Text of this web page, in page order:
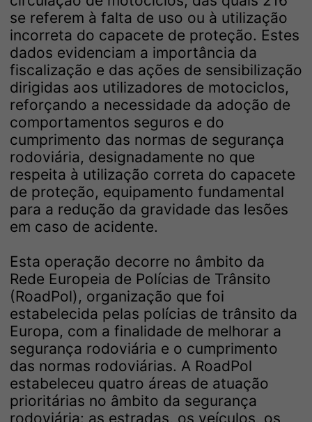
se referem à falta de uso ou à utilização
incorreta do capacete de proteção. Estes
dados evidenciam a importância da
fiscalização e das ações de sensibilização
dirigidas aos utilizadores de motociclos,
reforçando a necessidade da adoção de
comportamentos seguros e do
cumprimento das normas de segurança
rodoviária, designadamente no que
respeita à utilização correta do capacete
de proteção, equipamento fundamental
para a redução da gravidade das lesões
em caso de acidente.
Esta operação decorre no âmbito da
Rede Europeia de Polícias de Trânsito
(RoadPol), organização que foi
estabelecida pelas polícias de trânsito da
Europa, com a finalidade de melhorar a
segurança rodoviária e o cumprimento
das normas rodoviárias. A RoadPol
estabeleceu quatro áreas de atuação
prioritárias no âmbito da segurança
rodoviária: as estradas, os veículos, os